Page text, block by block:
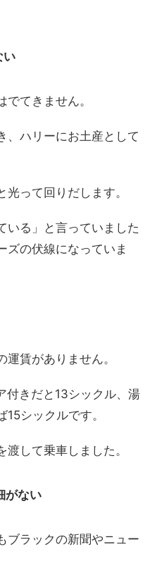
い
てきません。
、ハリーにお土産として
って回りだします。
いる」と言っていました
ズの伏線になっていま
賃がありません。
付きだと13シックル、湯
シックルです。
して乗車しました。
がない
ブラックの新聞やニュー